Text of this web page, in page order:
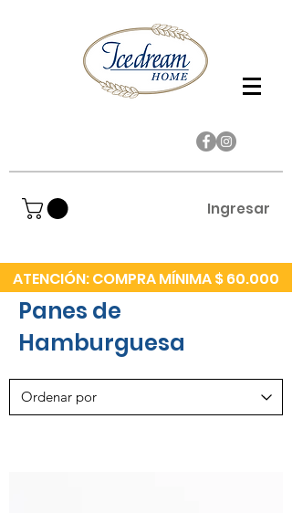
Ingresar
ATENCIÓN: COMPRA MÍNIMA $ 60.000
Panes de
Hamburguesa